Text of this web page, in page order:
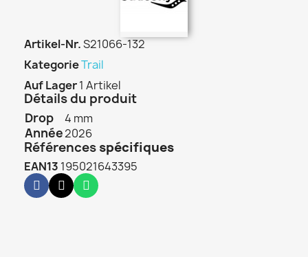
Artikel-Nr.S21066-132
KategorieTrail
Auf Lager1 Artikel
Détails du produit
Drop 4 mm
Année2026
Références spécifiques
EAN13 195021643395